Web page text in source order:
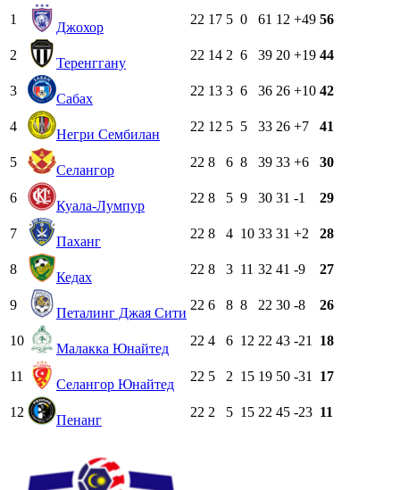
1
Джохор
22 17 5 0 61 12 +49 56
2
Теренггану
22 14 2 6 39 20 +19 44
3
Сабах
22 13 3 6 36 26 +10 42
4
Негри Сембилан
22 12 5 5 33 26 +7 41
5
Селангор
22 8 6 8 39 33 +6 30
6
Куала-Лумпур
22 8 5 9 30 31 -1 29
7
Паханг
22 8 4 10 33 31 +2 28
8
Кедах
22 8 3 11 32 41 -9 27
9
Петалинг Джая Сити
22 6 8 8 22 30 -8 26
10
Малакка Юнайтед
22 4 6 12 22 43 -21 18
11
Селангор Юнайтед
22 5 2 15 19 50 -31 17
12
Пенанг
22 2 5 15 22 45 -23 11